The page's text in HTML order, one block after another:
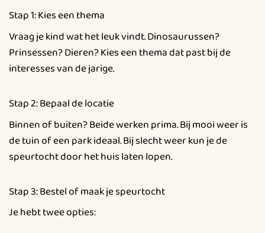
Stap 1: Kies een thema
Vraag je kind wat het leuk vindt. Dinosaurussen?
Prinsessen? Dieren? Kies een thema dat past bij de
interesses van de jarige.
Stap 2: Bepaal de locatie
Binnen of buiten? Beide werken prima. Bij mooi weer is
de tuin of een park ideaal. Bij slecht weer kun je de
speurtocht door het huis laten lopen.
Stap 3: Bestel of maak je speurtocht
Je hebt twee opties: